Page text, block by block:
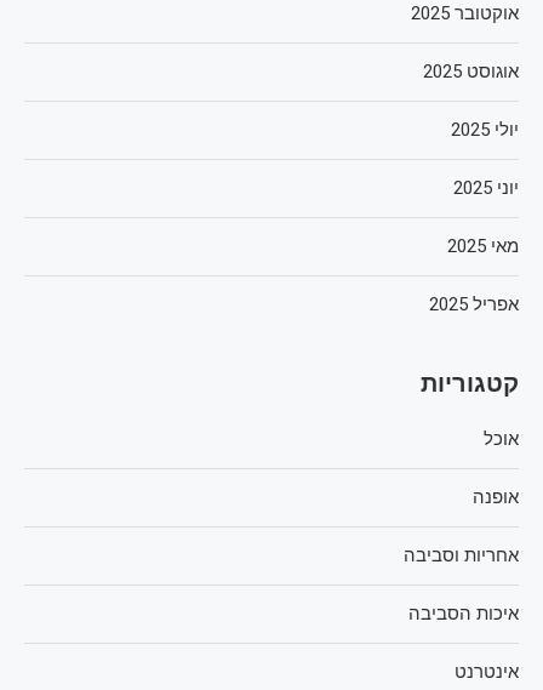
אוקטובר 2025
אוגוסט 2025
יולי 2025
יוני 2025
מאי 2025
אפריל 2025
קטגוריות
אוכל
אופנה
אחריות וסביבה
איכות הסביבה
אינטרנט